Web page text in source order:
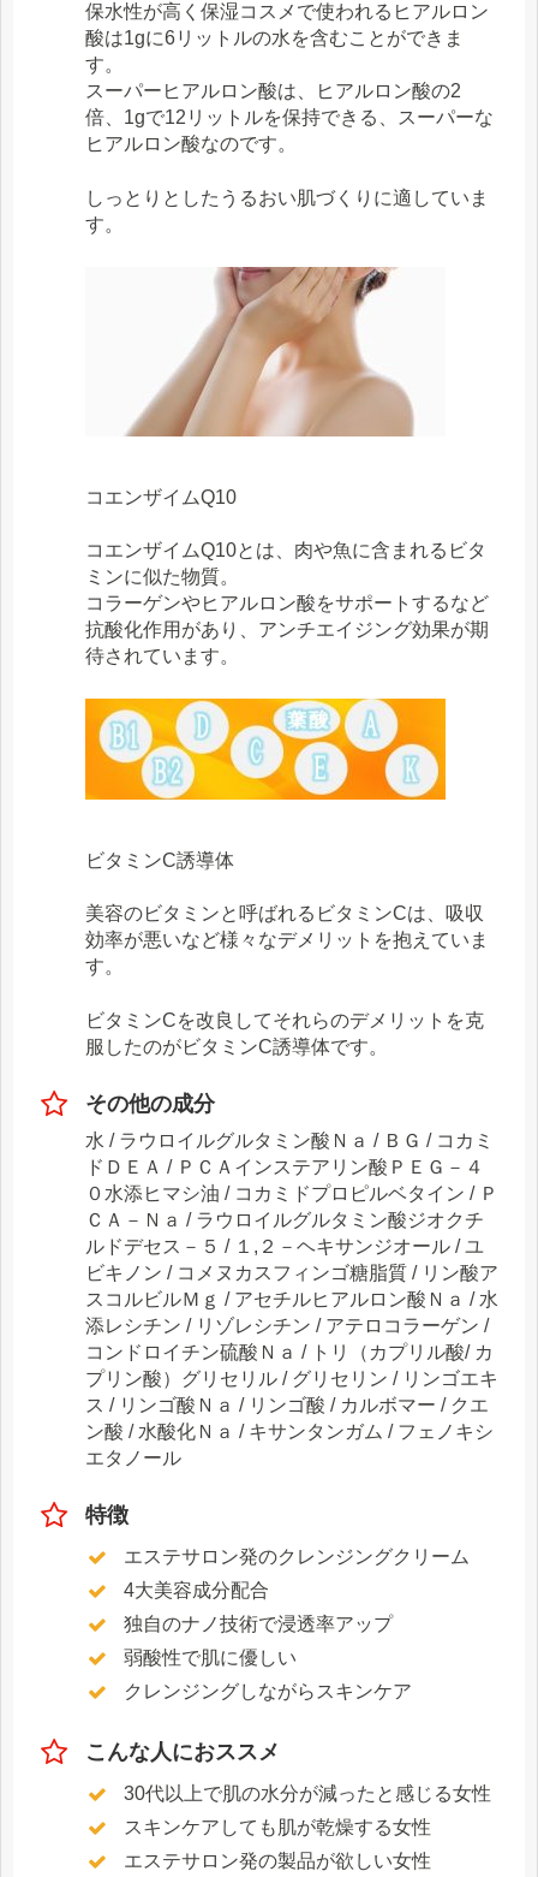
保水性が高く保湿コスメで使われるヒアルロン
酸は1gに6リットルの水を含むことができま
す。
スーパーヒアルロン酸は、ヒアルロン酸の2
倍、1gで12リットルを保持できる、スーパーな
ヒアルロン酸なのです。
しっとりとしたうるおい肌づくりに適していま
す。
コエンザイムQ10
コエンザイムQ10とは、肉や魚に含まれるビタ
ミンに似た物質。
コラーゲンやヒアルロン酸をサポートするなど
抗酸化作用があり、アンチエイジング効果が期
待されています。
ビタミンC誘導体
美容のビタミンと呼ばれるビタミンCは、吸収
効率が悪いなど様々なデメリットを抱えていま
す。
ビタミンCを改良してそれらのデメリットを克
服したのがビタミンC誘導体です。
その他の成分
水 / ラウロイルグルタミン酸Ｎａ / ＢＧ / コカミ
ドＤＥＡ / ＰＣＡインステアリン酸ＰＥＧ－４
０水添ヒマシ油 / コカミドプロピルベタイン / Ｐ
ＣＡ－Ｎａ / ラウロイルグルタミン酸ジオクチ
ルドデセス－５ / １,２－ヘキサンジオール / ユ
ビキノン / コメヌカスフィンゴ糖脂質 / リン酸ア
スコルビルＭｇ / アセチルヒアルロン酸Ｎａ / 水
添レシチン / リゾレシチン / アテロコラーゲン /
コンドロイチン硫酸Ｎａ / トリ（カプリル酸/ カ
プリン酸）グリセリル / グリセリン / リンゴエキ
ス / リンゴ酸Ｎａ / リンゴ酸 / カルボマー / クエ
ン酸 / 水酸化Ｎａ / キサンタンガム / フェノキシ
エタノール
特徴
エステサロン発のクレンジングクリーム
4大美容成分配合
独自のナノ技術で浸透率アップ
弱酸性で肌に優しい
クレンジングしながらスキンケア
こんな人におススメ
30代以上で肌の水分が減ったと感じる女性
スキンケアしても肌が乾燥する女性
エステサロン発の製品が欲しい女性